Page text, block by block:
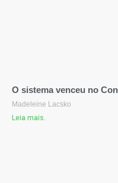
O sistema venceu no
Madeleine Lacsko
Leia mais.